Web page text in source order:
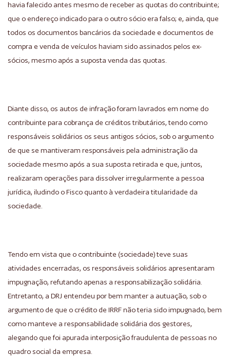
havia falecido antes mesmo de receber as quotas do contribuinte;
que o endereço indicado para o outro sócio era falso; e, ainda, que
todos os documentos bancários da sociedade e documentos de
compra e venda de veículos haviam sido assinados pelos ex-
sócios, mesmo após a suposta venda das quotas.
Diante disso, os autos de infração foram lavrados em nome do
contribuinte para cobrança de créditos tributários, tendo como
responsáveis solidários os seus antigos sócios, sob o argumento
de que se mantiveram responsáveis pela administração da
sociedade mesmo após a sua suposta retirada e que, juntos,
realizaram operações para dissolver irregularmente a pessoa
jurídica, iludindo o Fisco quanto à verdadeira titularidade da
sociedade.
Tendo em vista que o contribuinte (sociedade) teve suas
atividades encerradas, os responsáveis solidários apresentaram
impugnação, refutando apenas a responsabilização solidária.
Entretanto, a DRJ entendeu por bem manter a autuação, sob o
argumento de que o crédito de IRRF não teria sido impugnado, bem
como manteve a responsabilidade solidária dos gestores,
alegando que foi apurada interposição fraudulenta de pessoas no
quadro social da empresa.